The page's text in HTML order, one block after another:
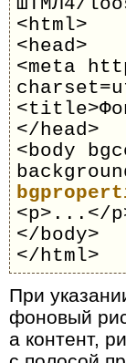
<html>
<head>
<meta
</head>
<body
<p>...</
</body>
</html>
При
фоновый
а контент,